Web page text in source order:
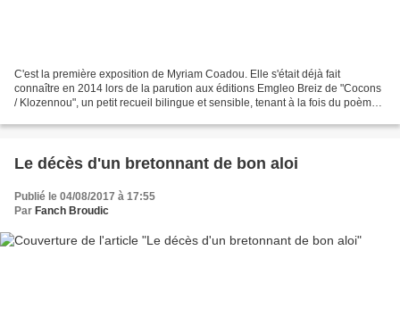
C'est la première exposition de Myriam Coadou. Elle s'était déjà fait
connaître en 2014 lors de la parution aux éditions Emgleo Breiz de "Cocons
/ Klozennou", un petit recueil bilingue et sensible, tenant à la fois du poème
Le décès d'un bretonnant de bon aloi
Publié le 04/08/2017 à 17:55
Par Fanch Broudic